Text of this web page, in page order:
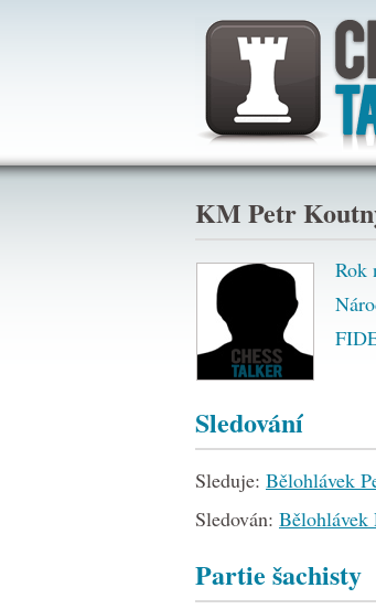
KM Petr
Rok
Sledování
Sleduje: Bělohlávek
Sledován: Bělohlávek
Partie šachisty